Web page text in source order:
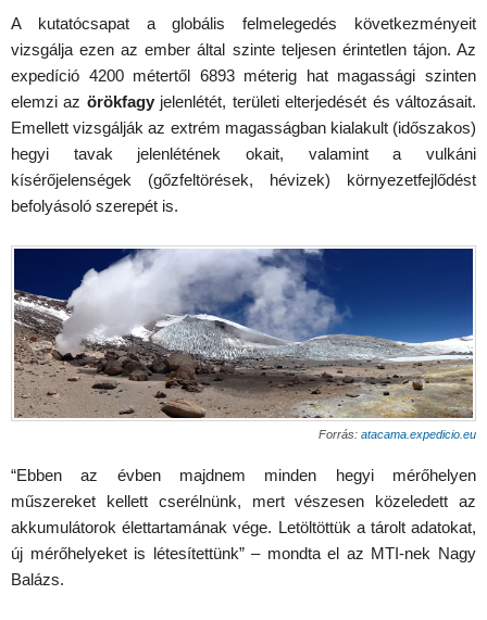
A kutatócsapat a globális felmelegedés következményeit
vizsgálja ezen az ember által szinte teljesen érintetlen tájon. Az
expedíció 4200 métertől 6893 méterig hat magassági szinten
elemzi az örökfagyjelenlétét, területi elterjedését és változásait.
Emellett vizsgálják az extrém magasságban kialakult (időszakos)
hegyi tavak jelenlétének okait, valamint a vulkáni
kísérőjelenségek (gőzfeltörések, hévizek) környezetfejlődést
befolyásoló szerepét is.
Forrás: atacama.expedicio.eu
“Ebben az évben majdnem minden hegyi mérőhelyen
műszereket kellett cserélnünk, mert vészesen közeledett az
akkumulátorok élettartamának vége. Letöltöttük a tárolt adatokat,
új mérőhelyeket is létesítettünk” – mondta el az MTI-nek Nagy
Balázs.